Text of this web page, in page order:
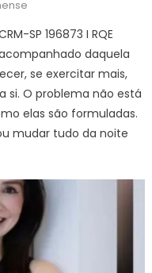
SP 196873 I RQE
daquela
se exercitar mais,
si. O problema não está
elas são formuladas.
mudar tudo da noite